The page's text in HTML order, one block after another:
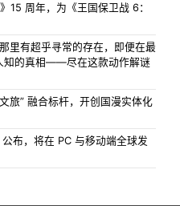
15 周年，为《王国保卫战 6：
里有超乎寻常的存在，即便在最
知的真相——尽在这款动作解谜
旅” 融合标杆，开创国漫实体化
布，将在 PC 与移动端全球发